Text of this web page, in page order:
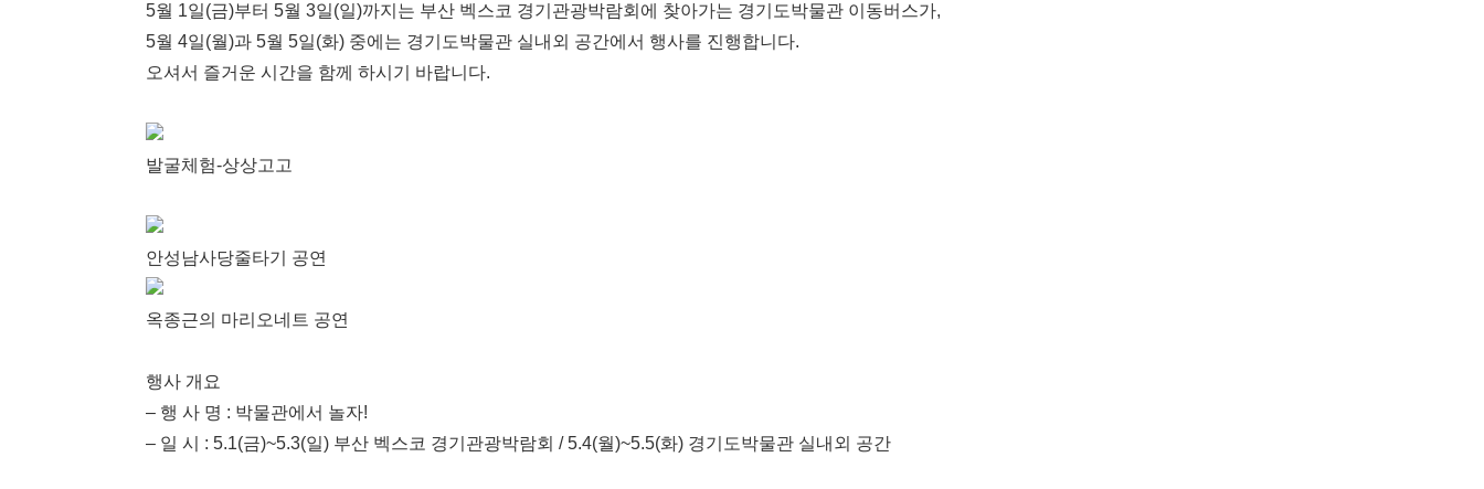
5월 1일(금)부터 5월 3일(일)까지는 부산 벡스코 경기관광박람회에 찾아가는 경기도박물관 이동버스가,
5월 4일(월)과 5월 5일(화) 중에는 경기도박물관 실내외 공간에서 행사를 진행합니다.
오셔서 즐거운 시간을 함께 하시기 바랍니다.
발굴체험-상상고고
안성남사당줄타기 공연
옥종근의 마리오네트 공연
행사 개요
– 행 사 명 : 박물관에서 놀자!
– 일 시 : 5.1(금)~5.3(일) 부산 벡스코 경기관광박람회 / 5.4(월)~5.5(화) 경기도박물관 실내외 공간